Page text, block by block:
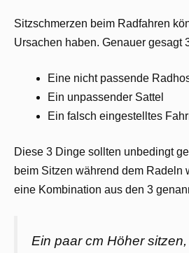
Sitzschmerzen beim Radfahren
Ursachen haben. Genauer gesagt
Eine nicht passende
Ein unpassender Sattel
Ein falsch eingestelltes
Diese 3 Dinge sollten unbedingt
beim Sitzen während dem Radeln
eine Kombination aus den 3
Ein paar cm Höher